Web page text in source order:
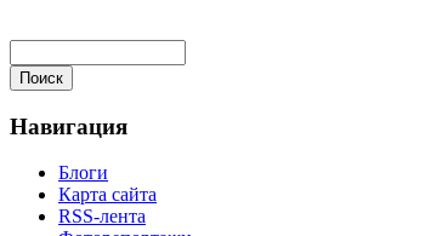
Навигация
Блоги
Карта сайта
RSS-лента